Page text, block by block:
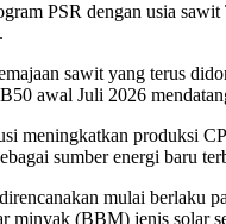
PSR dengan usia sawit
.
sawit yang terus
B50 awal Juli 2026
meningkatkan produksi
sumber energi baru
direncanakan mulai berlaku
minyak (BBM) jenis solar